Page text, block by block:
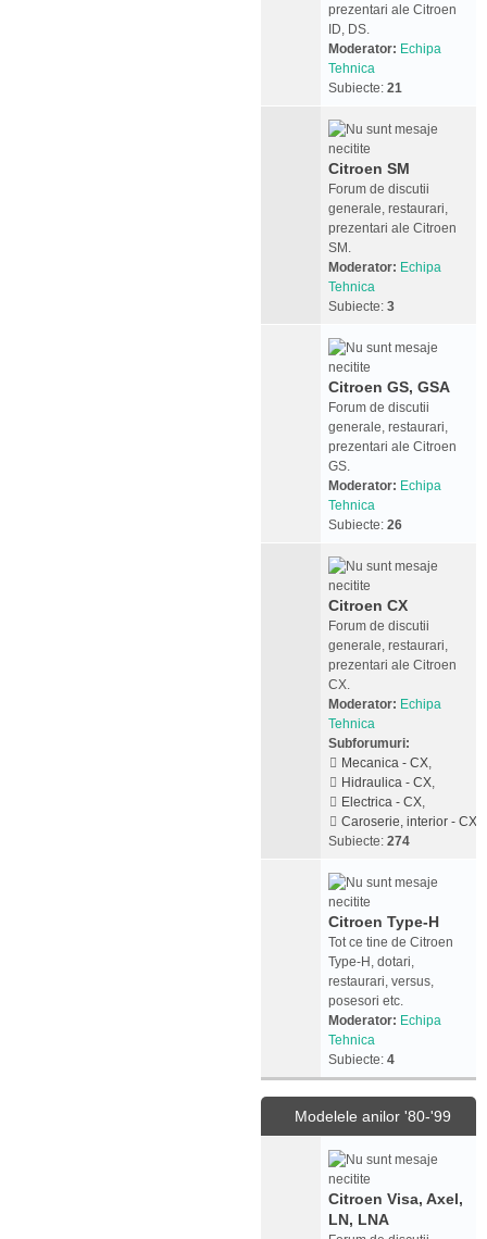
prezentari ale Citroen
ID, DS.
Moderator: Echipa
Tehnica
Subiecte: 21
Citroen SM
Forum de discutii
generale, restaurari,
prezentari ale Citroen
SM.
Moderator: Echipa
Tehnica
Subiecte: 3
Citroen GS, GSA
Forum de discutii
generale, restaurari,
prezentari ale Citroen
GS.
Moderator: Echipa
Tehnica
Subiecte: 26
Citroen CX
Forum de discutii
generale, restaurari,
prezentari ale Citroen
CX.
Moderator: Echipa
Tehnica
Subforumuri:
Mecanica - CX,
Hidraulica - CX,
Electrica - CX,
Caroserie, interior - CX
Subiecte: 274
Citroen Type-H
Tot ce tine de Citroen
Type-H, dotari,
restaurari, versus,
posesori etc.
Moderator: Echipa
Tehnica
Subiecte: 4
Modelele anilor '80-'99
Citroen Visa, Axel,
LN, LNA